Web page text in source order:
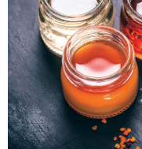
ჩავყარო ცოტა შავი
ავადუღო, ცოტა
საღამოს ვახშამზე
არის ანთების
დამამშვიდებელი(